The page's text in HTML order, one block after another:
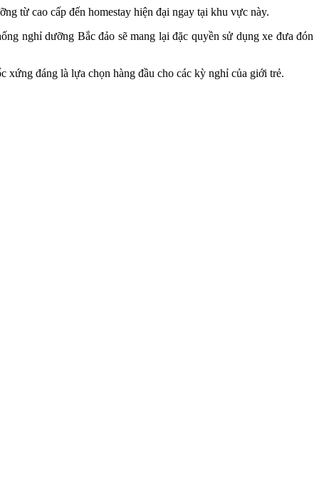
từ cao cấp đến homestay hiện đại ngay tại khu vực này.
nghỉ dưỡng Bắc đảo sẽ mang lại đặc quyền sử dụng xe đưa đón
xứng đáng là lựa chọn hàng đầu cho các kỳ nghỉ của giới trẻ.